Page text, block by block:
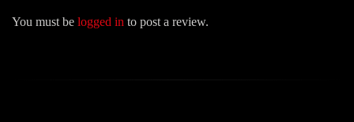
You must be logged in to post a review.